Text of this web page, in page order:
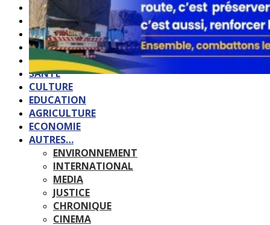
ACCUEIL
QUI SOMMES-NOUS?
POLITIQUE
SOCIETE
SPORTS
SANTE
CULTURE
EDUCATION
AGRICULTURE
ECONOMIE
AUTRES…
ENVIRONNEMENT
INTERNATIONAL
MEDIA
JUSTICE
CHRONIQUE
CINEMA